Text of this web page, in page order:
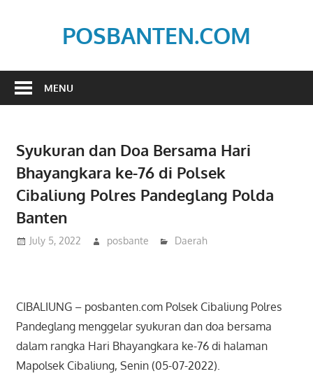
POSBANTEN.COM
Dan
MENU
Syukuran dan Doa Bersama Hari
Bhayangkara ke-76 di Polsek
Cibaliung Polres Pandeglang Polda
Banten
July 5, 2022 posbante Daerah
CIBALIUNG – posbanten.com Polsek Cibaliung Polres
Pandeglang menggelar syukuran dan doa bersama
dalam rangka Hari Bhayangkara ke-76 di halaman
Mapolsek Cibaliung, Senin (05-07-2022).